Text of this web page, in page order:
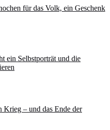
für das Volk, ein Geschenk
ein Selbstporträt und die
– und das Ende der